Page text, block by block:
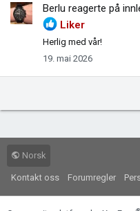
Berlu reagerte på
Liker
Herlig med vår!
19. mai 2026
Norsk
Kontakt oss Forumregler